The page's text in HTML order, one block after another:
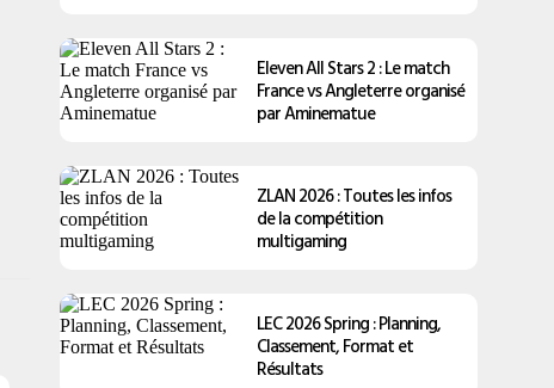
Eleven All Stars 2 : Le match
France vs Angleterre organisé
par Aminematue
ZLAN 2026 : Toutes les infos
de la compétition
multigaming
LEC 2026 Spring : Planning,
Classement, Format et
Résultats